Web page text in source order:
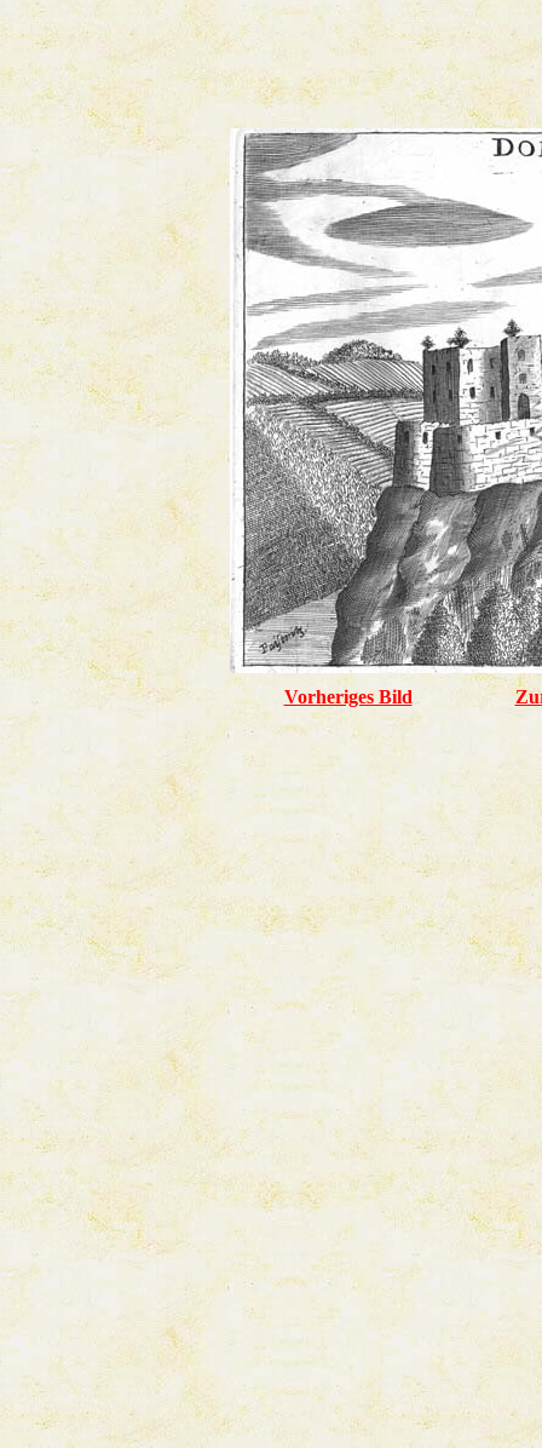
Vorheriges Bild